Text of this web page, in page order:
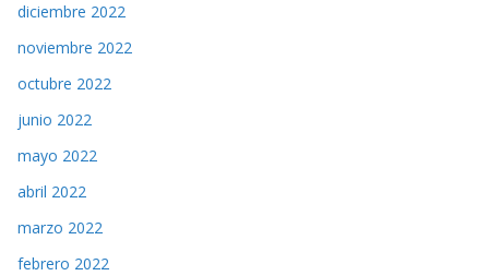
diciembre 2022
noviembre 2022
octubre 2022
junio 2022
mayo 2022
abril 2022
marzo 2022
febrero 2022